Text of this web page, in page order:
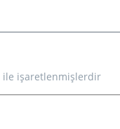
ile işaretlenmişlerdir